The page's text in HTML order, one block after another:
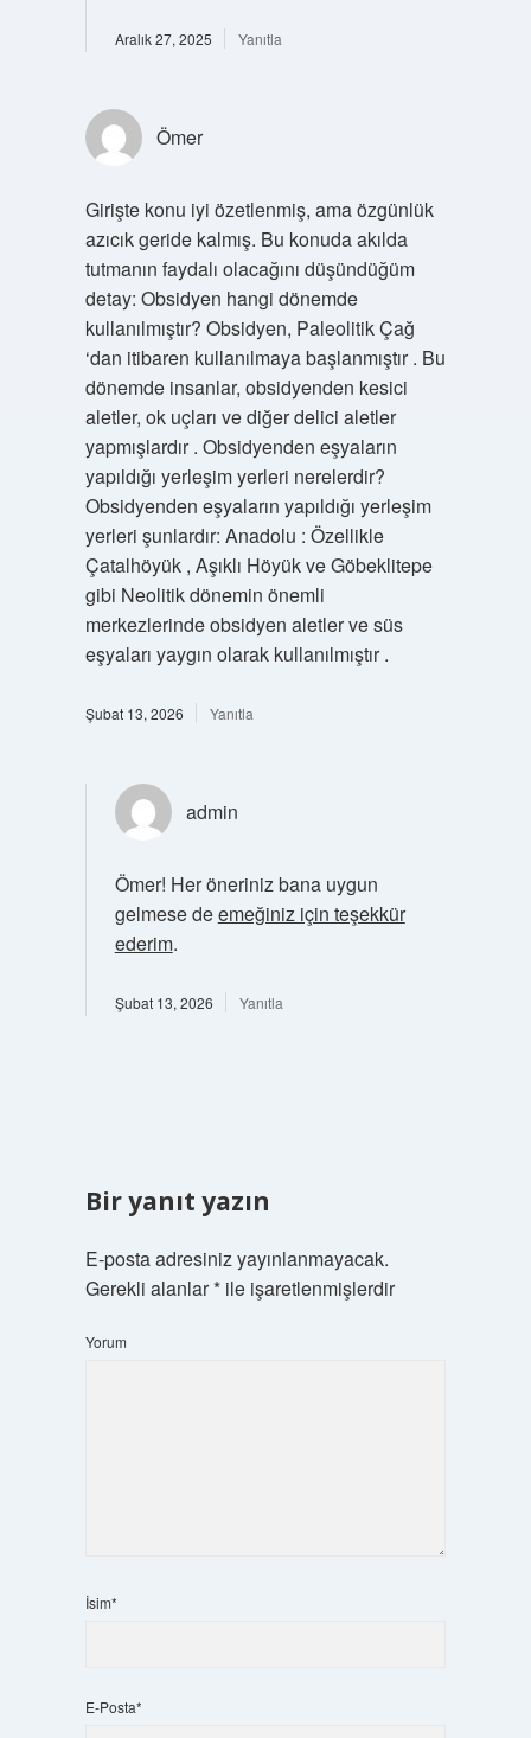
Aralık 27, 2025 Yanıtla
Ömer
Girişte konu iyi özetlenmiş, ama özgünlük
azıcık geride kalmış. Bu konuda akılda
tutmanın faydalı olacağını düşündüğüm
detay: Obsidyen hangi dönemde
kullanılmıştır? Obsidyen, Paleolitik Çağ
‘dan itibaren kullanılmaya başlanmıştır . Bu
dönemde insanlar, obsidyenden kesici
aletler, ok uçları ve diğer delici aletler
yapmışlardır . Obsidyenden eşyaların
yapıldığı yerleşim yerleri nerelerdir?
Obsidyenden eşyaların yapıldığı yerleşim
yerleri şunlardır: Anadolu : Özellikle
Çatalhöyük , Aşıklı Höyük ve Göbeklitepe
gibi Neolitik dönemin önemli
merkezlerinde obsidyen aletler ve süs
eşyaları yaygın olarak kullanılmıştır .
Şubat 13, 2026 Yanıtla
admin
Ömer! Her öneriniz bana uygun
gelmese deemeğiniz için teşekkür
ederim.
Şubat 13, 2026 Yanıtla
Bir yanıt yazın
E-posta adresiniz yayınlanmayacak.
Gerekli alanlar*ile işaretlenmişlerdir
Yorum
İsim*
E-Posta*